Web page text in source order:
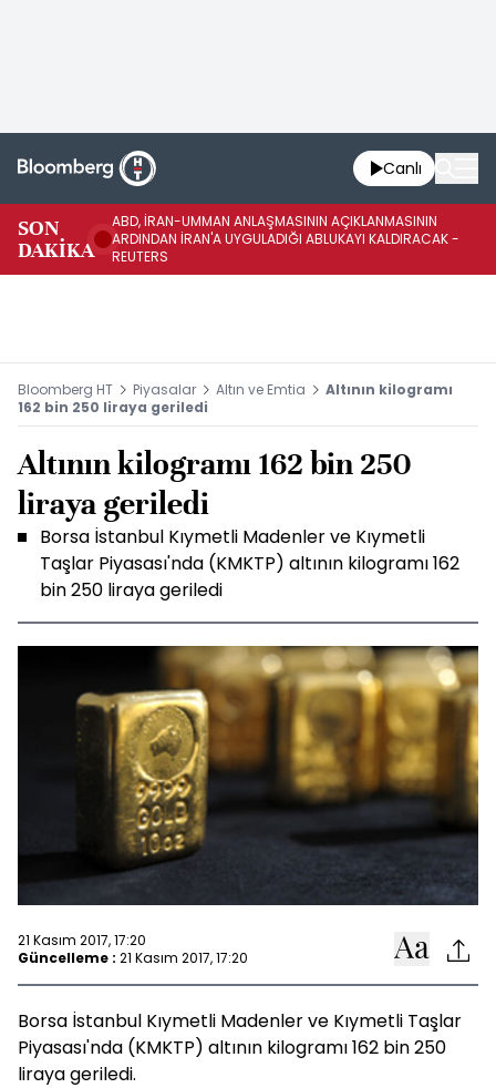
Canlı
SON
DAKİKA
ABD, İRAN-UMMAN ANLAŞMASININ AÇIKLANMASININ
ARDINDAN İRAN'A UYGULADIĞI ABLUKAYI KALDIRACAK -
REUTERS
Bloomberg HT Piyasalar Altın ve Emtia
Altının kilogramı
162 bin 250 liraya geriledi
Altının kilogramı 162 bin 250
liraya geriledi
Borsa İstanbul Kıymetli Madenler ve Kıymetli
Taşlar Piyasası'nda (KMKTP) altının kilogramı 162
bin 250 liraya geriledi
21 Kasım 2017, 17:20
Güncelleme : 21 Kasım 2017, 17:20
Borsa İstanbul Kıymetli Madenler ve Kıymetli Taşlar
Piyasası'nda (KMKTP) altının kilogramı 162 bin 250
liraya geriledi.